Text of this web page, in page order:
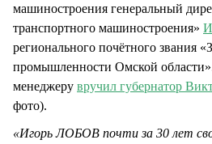
машиностроения генеральный
транспортного машиностроения»
регионального почётного звания
промышленности Омской
менеджеру вручил губернатор
фото).
«Игорь ЛОБОВ почти за 30 лет